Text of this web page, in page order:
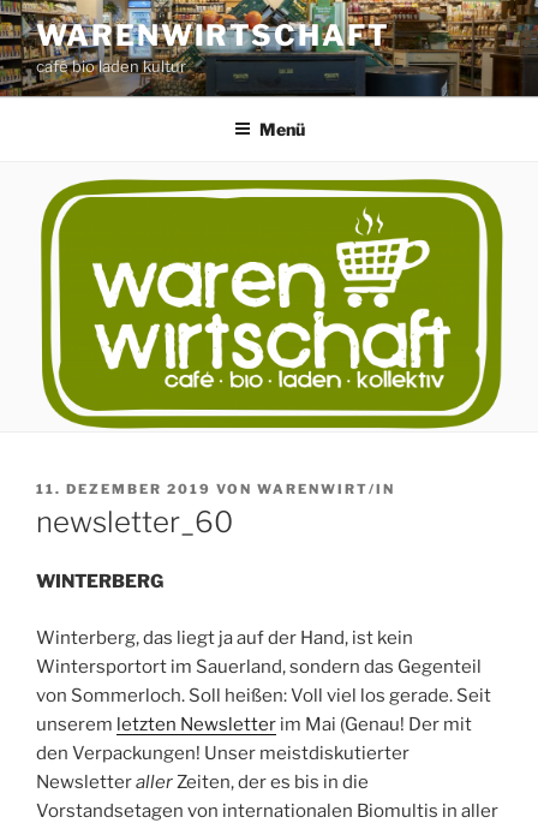
Zum
Inhalt
springen
WARENWIRTSCHAFT
café bio laden kultur
Menü
VERÖFFENTLICHT
11. DEZEMBER 2019 VON WARENWIRT/IN
newsletter_60
WINTERBERG
Winterberg, das liegt ja auf der Hand, ist kein
Wintersportort im Sauerland, sondern das Gegenteil
von Sommerloch. Soll heißen: Voll viel los gerade. Seit
unserem letzten Newsletter im Mai (Genau! Der mit
den Verpackungen! Unser meistdiskutierter
NewsletterallerZeiten, der es bis in die
Vorstandsetagen von internationalen Biomultis in aller